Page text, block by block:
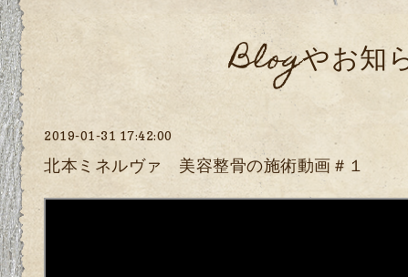
Blogやお知
2019-01-31 17:42:00
北本ミネルヴァ 美容整骨の施術動画＃１